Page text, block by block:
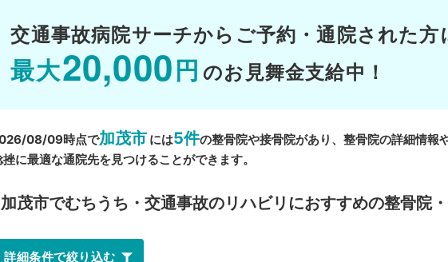
交通事故病院サーチから ご予約・通院された方
最大20,000 円 のお見舞金支給中！
08/09時点で加茂市 には5件の整骨院や接骨院があり、整骨院の詳細情報
挫に最適な通院先を見つけることができます。
加茂市でむちうち・交通事故のリハビリにおすすめの整骨院
詳細条件で絞り込む